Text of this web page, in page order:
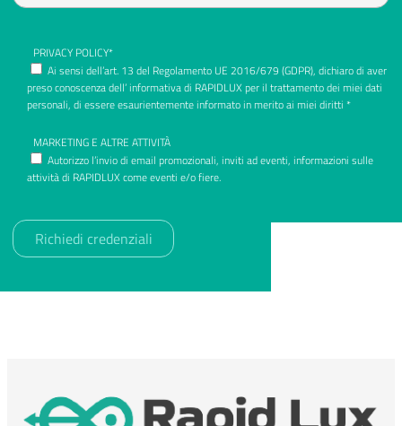
PRIVACY POLICY*
Ai sensi dell’art. 13 del Regolamento UE 2016/679 (GDPR), dichiaro di aver
preso conoscenza dell’ informativa di RAPIDLUX per il trattamento dei miei dati
personali, di essere esaurientemente informato in merito ai miei diritti *
MARKETING E ALTRE ATTIVITÀ
Autorizzo l’invio di email promozionali, inviti ad eventi, informazioni sulle
attività di RAPIDLUX come eventi e/o fiere.